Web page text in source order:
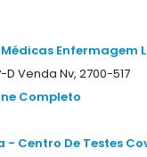
Enfermagem
D Venda Nv, 2700-517
Completo
- Centro De Testes